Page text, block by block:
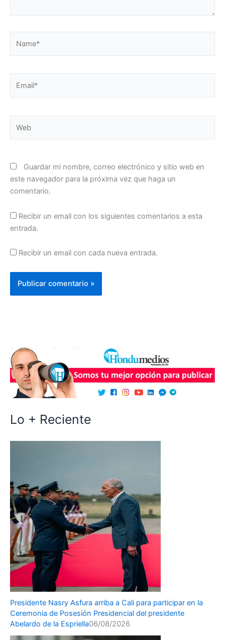
Guardar mi nombre, correo electrónico y sitio web en
este navegador para la próxima vez que haga un
comentario.
Recibir un email con los siguientes comentarios a esta
entrada.
Recibir un email con cada nueva entrada.
Lo + Reciente
Presidente Nasry Asfura arriba a Cali para participar en la
Ceremonia de Posesión Presidencial del presidente
Abelardo de la Espriella06/08/2026